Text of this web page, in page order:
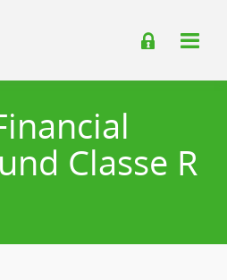
Classe R